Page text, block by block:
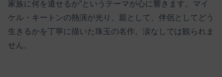
家族に何を遺せるか”というテーマが心に響きます。マイ
ケル・キートンの熱演が光り、親として、伴侶としてどう
生きるかを丁寧に描いた珠玉の名作。涙なしでは観られま
せん。